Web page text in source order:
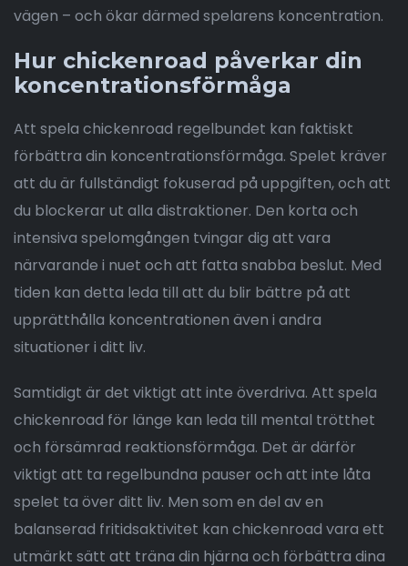
vägen – och ökar därmed spelarens koncentration.
Hur chickenroad påverkar din
koncentrationsförmåga
Att spela chickenroad regelbundet kan faktiskt
förbättra din koncentrationsförmåga. Spelet kräver
att du är fullständigt fokuserad på uppgiften, och att
du blockerar ut alla distraktioner. Den korta och
intensiva spelomgången tvingar dig att vara
närvarande i nuet och att fatta snabba beslut. Med
tiden kan detta leda till att du blir bättre på att
upprätthålla koncentrationen även i andra
situationer i ditt liv.
Samtidigt är det viktigt att inte överdriva. Att spela
chickenroad för länge kan leda till mental trötthet
och försämrad reaktionsförmåga. Det är därför
viktigt att ta regelbundna pauser och att inte låta
spelet ta över ditt liv. Men som en del av en
balanserad fritidsaktivitet kan chickenroad vara ett
utmärkt sätt att träna din hjärna och förbättra dina